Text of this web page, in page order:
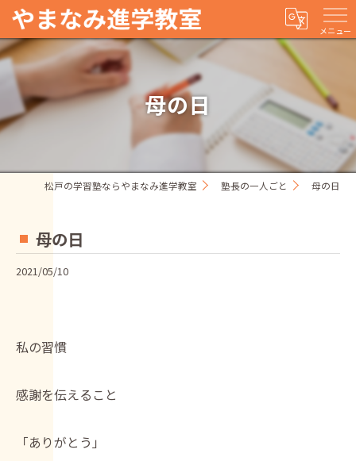
メニュー
母の日
松戸の学習塾ならやまなみ進学教室 塾長の一人ごと 母の日
母の日
2021/05/10
私の習慣
感謝を伝えること
「ありがとう」